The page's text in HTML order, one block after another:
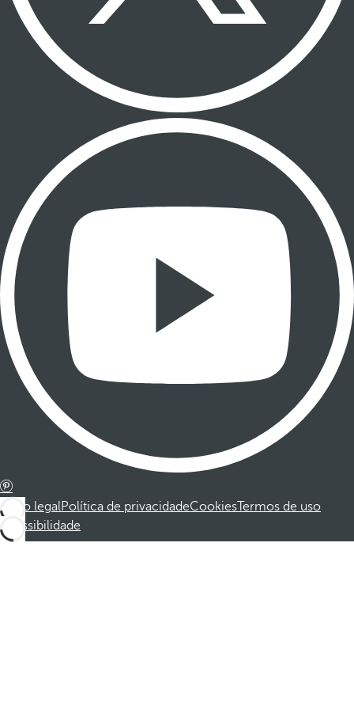
Aviso legalPolítica de privacidadeCookiesTermos de uso
Acessibilidade